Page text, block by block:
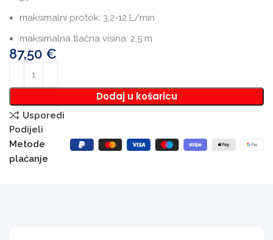
maksimalni protok: 3,2-12 L/min
maksimalna tlačna visina: 2,5 m
87,50 €
Dodaj u košaricu
Usporedi
Podijeli
Metode
plaćanje